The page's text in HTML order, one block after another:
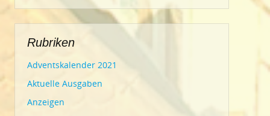
Rubriken
Adventskalender 2021
Aktuelle Ausgaben
Anzeigen